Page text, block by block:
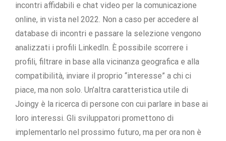
incontri affidabili e chat video per la comunicazione
online, in vista nel 2022. Non a caso per accedere al
database di incontri e passare la selezione vengono
analizzati i profili LinkedIn. È possibile scorrere i
profili, filtrare in base alla vicinanza geografica e alla
compatibilità, inviare il proprio “interesse” a chi ci
piace, ma non solo. Un’altra caratteristica utile di
Joingy è la ricerca di persone con cui parlare in base ai
loro interessi. Gli sviluppatori promettono di
implementarlo nel prossimo futuro, ma per ora non è